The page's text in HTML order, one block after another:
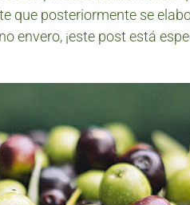
que posteriormente se
envero, ¡este post está